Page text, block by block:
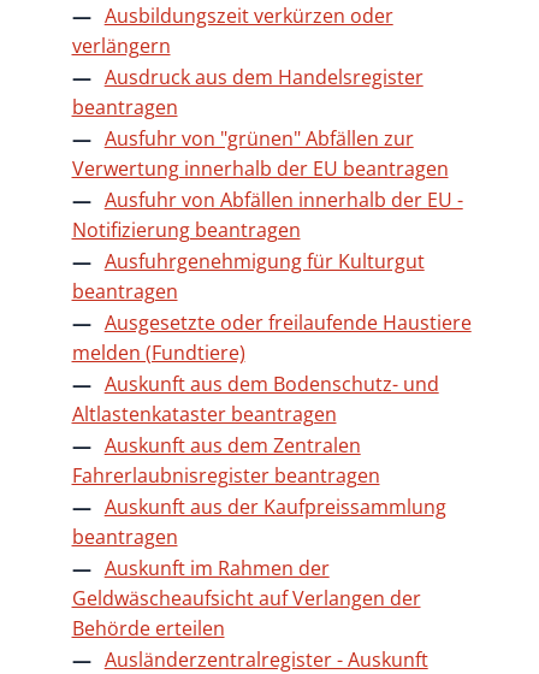
Ausbildungszeit verkürzen oder
verlängern
Ausdruck aus dem Handelsregister
beantragen
Ausfuhr von "grünen" Abfällen zur
Verwertung innerhalb der EU beantragen
Ausfuhr von Abfällen innerhalb der EU -
Notifizierung beantragen
Ausfuhrgenehmigung für Kulturgut
beantragen
Ausgesetzte oder freilaufende Haustiere
melden (Fundtiere)
Auskunft aus dem Bodenschutz- und
Altlastenkataster beantragen
Auskunft aus dem Zentralen
Fahrerlaubnisregister beantragen
Auskunft aus der Kaufpreissammlung
beantragen
Auskunft im Rahmen der
Geldwäscheaufsicht auf Verlangen der
Behörde erteilen
Ausländerzentralregister - Auskunft